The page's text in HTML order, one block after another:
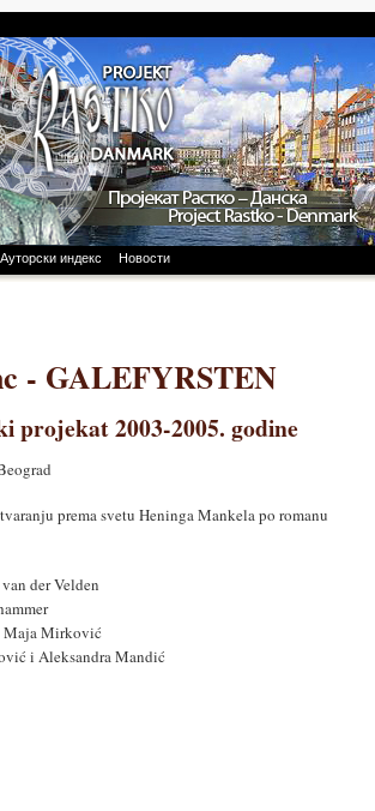
Ауторски индекс Новости
- GALEFYRSTEN
projekat 2003-2005. godine
prema svetu Heninga Mankela po romanu
der Velden
Maja Mirković
i Aleksandra Mandić